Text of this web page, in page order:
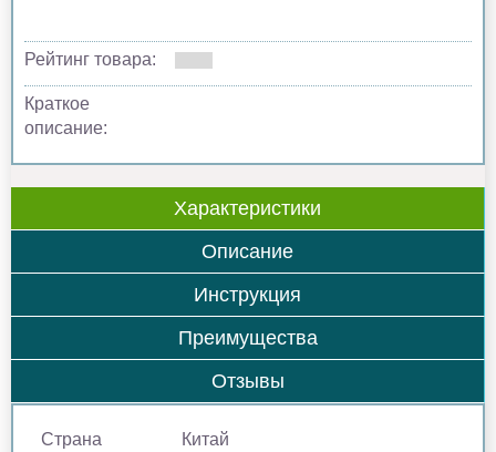
Рейтинг товара:
Краткое
описание:
Характеристики
Описание
Инструкция
Преимущества
Отзывы
Страна
Китай